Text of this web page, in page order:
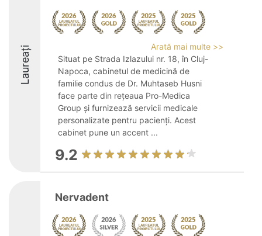
Laureați
Arată mai multe >>
Situat pe Strada Izlazului nr. 18, în Cluj-
Napoca, cabinetul de medicină de
familie condus de Dr. Muhtaseb Husni
face parte din rețeaua Pro-Medica
Group și furnizează servicii medicale
personalizate pentru pacienți. Acest
cabinet pune un accent ...
9.2
Nervadent